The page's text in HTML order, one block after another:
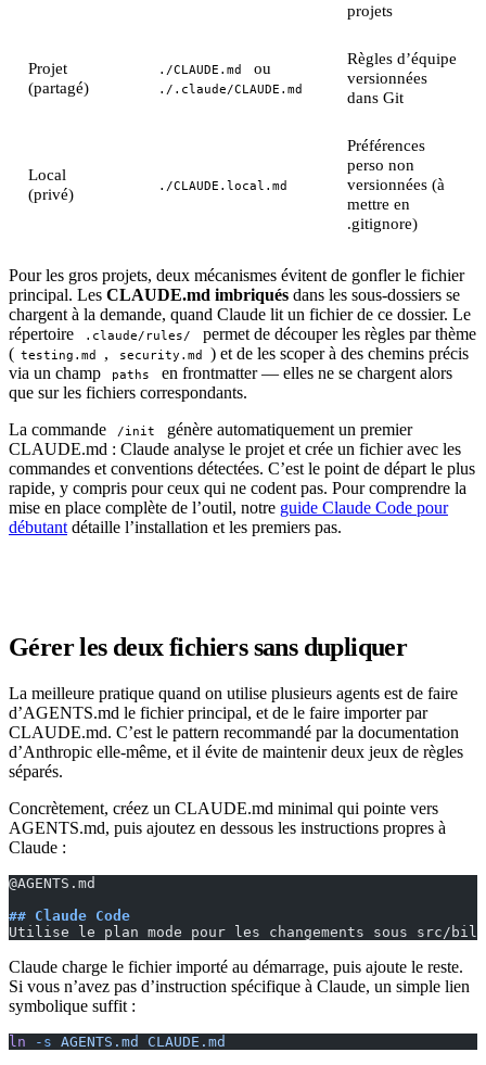
projets
Projet
(partagé)
./CLAUDE.md ou
./.claude/CLAUDE.md
Règles d’équipe
versionnées
dans Git
Local
(privé)
./CLAUDE.local.md
Préférences
perso non
versionnées (à
mettre en
.gitignore)
Pour les gros projets, deux mécanismes évitent de gonfler le fichier
principal. Les CLAUDE.md imbriqués dans les sous-dossiers se
chargent à la demande, quand Claude lit un fichier de ce dossier. Le
répertoire
.claude/rules/
permet de découper les règles par thème
( testing.md , security.md
) et de les scoper à des chemins précis
via un champ
paths
en frontmatter — elles ne se chargent alors
que sur les fichiers correspondants.
La commande
/init
génère automatiquement un premier
CLAUDE.md : Claude analyse le projet et crée un fichier avec les
commandes et conventions détectées. C’est le point de départ le plus
rapide, y compris pour ceux qui ne codent pas. Pour comprendre la
mise en place complète de l’outil, notre guide Claude Code pour
débutant détaille l’installation et les premiers pas.
Gérer les deux fichiers sans dupliquer
La meilleure pratique quand on utilise plusieurs agents est de faire
d’AGENTS.md le fichier principal, et de le faire importer par
CLAUDE.md. C’est le pattern recommandé par la documentation
d’Anthropic elle-même, et il évite de maintenir deux jeux de règles
séparés.
Concrètement, créez un CLAUDE.md minimal qui pointe vers
AGENTS.md, puis ajoutez en dessous les instructions propres à
Claude :
@AGENTS.md
## Claude Code
Utilise le plan mode pour les changements sous src/
Claude charge le fichier importé au démarrage, puis ajoute le reste.
Si vous n’avez pas d’instruction spécifique à Claude, un simple lien
symbolique suffit :
ln -s AGENTS.md CLAUDE.md